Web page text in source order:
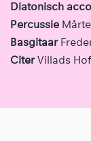
Diatonisch
Percussie
Basgitaar
CiterVillads